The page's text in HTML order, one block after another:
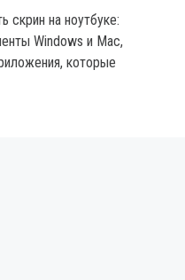
скрин на ноутбуке:
Windows и Mac,
которые